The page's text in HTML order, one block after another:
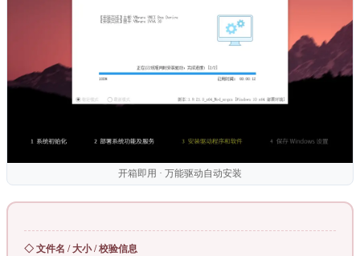
开箱即用 · 万能驱动自动安装
◇ 文件名 / 大小 / 校验信息